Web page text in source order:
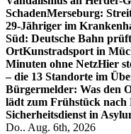
SchadenMerseburg:
29-Jähriger im
Süd: Deutsche Bahn
OrtKunstradsport in
Minuten ohne NetzHier
– die 13 Standorte im
Bürgermelder: Was den
lädt zum Frühstück nach
Sicherheitsdienst in
Do.. Aug. 6th, 2026